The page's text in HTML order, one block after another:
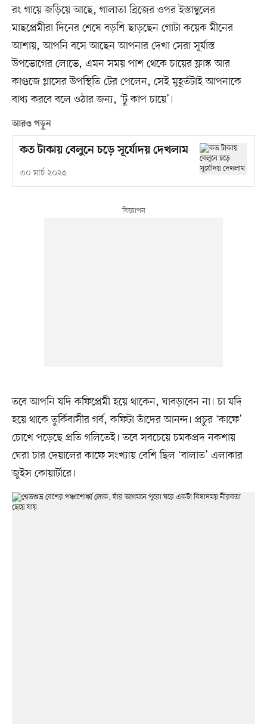
রং গায়ে জড়িয়ে আছে, গালাতা ব্রিজের ওপর ইস্তাম্বুলের
মাছপ্রেমীরা দিনের শেষে বড়শি ছাড়ছেন গোটা কয়েক মীনের
আশায়, আপনি বসে আছেন আপনার দেখা সেরা সূর্যাস্ত
উপভোগের লোভে, এমন সময় পাশ থেকে চায়ের ফ্লাস্ক আর
কাগুজে গ্লাসের উপস্থিতি টের পেলেন, সেই মুহূর্তটাই আপনাকে
বাধ্য করবে বলে ওঠার জন্য, ‘টু কাপ চায়ে’।
আরও পড়ুন
কত টাকায় বেলুনে চড়ে সূর্যোদয় দেখলাম
৩০ মার্চ ২০২৫
তবে আপনি যদি কফিপ্রেমী হয়ে থাকেন, ঘাবড়াবেন না। চা যদি
হয়ে থাকে তুর্কিবাসীর গর্ব, কফিটা তাঁদের আনন্দ। প্রচুর ‘কাফে’
চোখে পড়েছে প্রতি গলিতেই। তবে সবচেয়ে চমকপ্রদ নকশায়
ঘেরা চার দেয়ালের কাফে সংখ্যায় বেশি ছিল ‘বালাত’ এলাকার
জুইস কোয়ার্টারে।